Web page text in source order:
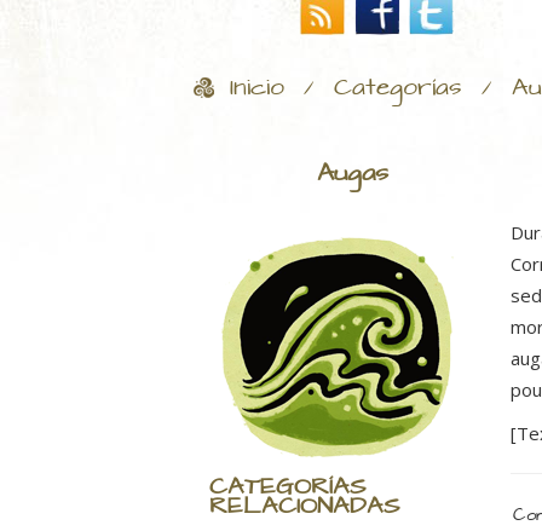
Inicio / Categorías /
Augas
CATEGORÍAS
RELACIONADAS